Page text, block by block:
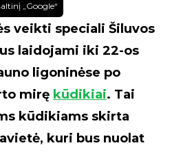
„Google“
veikti speciali Šiluvos
laidojami iki 22-os
ligoninėse po
mirę kūdikiai. Tai
kūdikiams skirta
kuri bus nuolat